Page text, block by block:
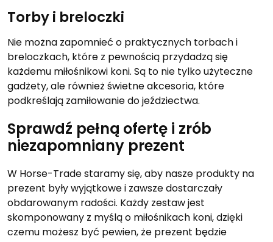
Torby i breloczki
Nie można zapomnieć o praktycznych torbach i
breloczkach, które z pewnością przydadzą się
każdemu miłośnikowi koni. Są to nie tylko użyteczne
gadżety, ale również świetne akcesoria, które
podkreślają zamiłowanie do jeździectwa.
Sprawdź pełną ofertę i zrób
niezapomniany prezent
W Horse-Trade staramy się, aby nasze produkty na
prezent były wyjątkowe i zawsze dostarczały
obdarowanym radości. Każdy zestaw jest
skomponowany z myślą o miłośnikach koni, dzięki
czemu możesz być pewien, że prezent będzie